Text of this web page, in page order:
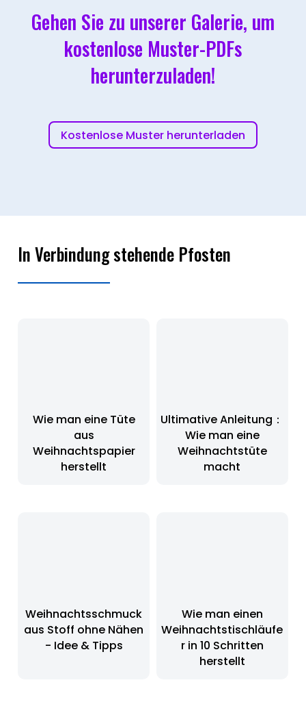
Gehen Sie zu unserer Galerie, um
kostenlose Muster-PDFs
herunterzuladen!
Kostenlose Muster herunterladen
In Verbindung stehende Pfosten
Wie man eine Tüte
aus
Weihnachtspapier
herstellt
Ultimative Anleitung：
Wie man eine
Weihnachtstüte
macht
Weihnachtsschmuck
aus Stoff ohne Nähen
- Idee & Tipps
Wie man einen
Weihnachtstischläufe
r in 10 Schritten
herstellt